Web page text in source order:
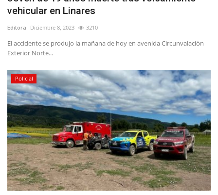
vehicular en Linares
Editora Diciembre 8, 2023 3210
El accidente se produjo la mañana de hoy en avenida Circunvalación
Exterior Norte...
Policial